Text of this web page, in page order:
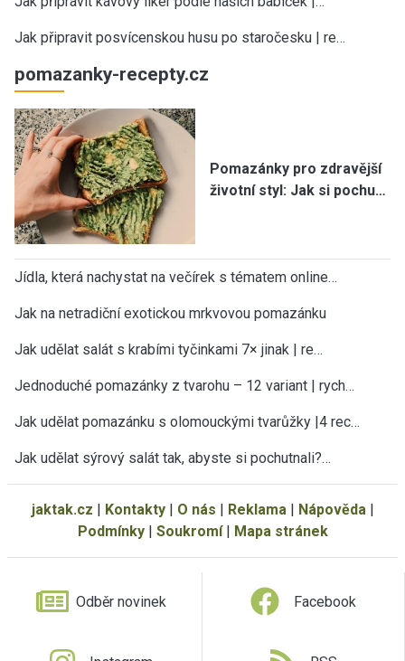
Jak připravit posvícenskou husu po staročesku | re…
pomazanky-recepty.cz
Pomazánky pro zdravější
životní styl: Jak si pochu…
Jídla, která nachystat na večírek s tématem online…
Jak na netradiční exotickou mrkvovou pomazánku
Jak udělat salát s krabími tyčinkami 7× jinak | re…
Jednoduché pomazánky z tvarohu – 12 variant | rych…
Jak udělat pomazánku s olomouckými tvarůžky |4 rec…
Jak udělat sýrový salát tak, abyste si pochutnali?…
jaktak.cz | Kontakty| O nás | Reklama| Nápověda|
Podmínky| Soukromí| Mapa stránek
Odběr novinek Facebook